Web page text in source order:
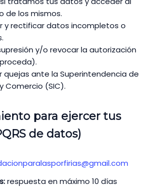
de los mismos.
y rectificar datos incompletos o
y/o revocar la autorización
quejas ante la Superintendencia de
Comercio (SIC).
para ejercer tus
de datos)
respuesta en máximo 10 días